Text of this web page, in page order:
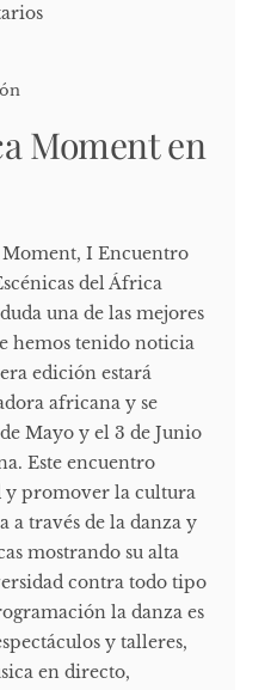
Moment en
I Encuentro
del África
una de las mejores
hemos tenido noticia
edición estará
africana y se
Mayo y el 3 de Junio
Este encuentro
y promover la cultura
a través de la danza y
mostrando su alta
contra todo tipo
la danza es
y talleres,
en directo,